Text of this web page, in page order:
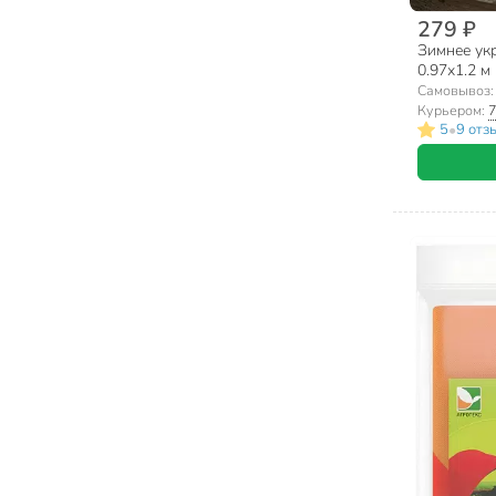
279 ₽
Зимнее
0.97х1.2 м
Самовывоз:
Курьером:
5•9